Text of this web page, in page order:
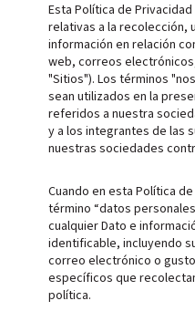
Esta Política de
relativas a la recolección,
información en relación
web, correos
"Sitios"). Los términos
sean utilizados en la
referidos a nuestra
y a los integrantes de las
nuestras sociedades
Cuando en esta Política
término “datos
cualquier Dato e
identificable, incluyendo
correo electrónico o
específicos que
política.